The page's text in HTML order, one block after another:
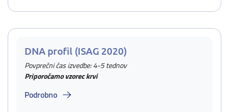
DNA profil (ISAG 2020)
Povprečni čas izvedbe: 4-5 tednov
Priporočamo vzorec krvi
Podrobno